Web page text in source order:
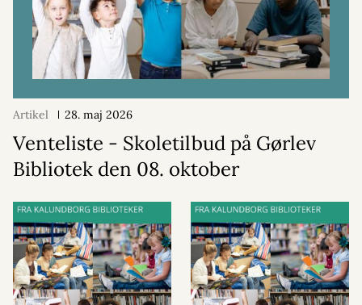
Artikel 28. maj 2026
Venteliste - Skoletilbud på Gørlev
Bibliotek den 08. oktober